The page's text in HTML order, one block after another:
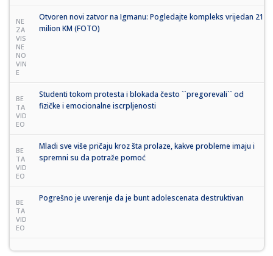
NE
ZA
VIS
NE
NO
VIN
E
Otvoren novi zatvor na Igmanu: Pogledajte kompleks vrijedan 21
milion KM (FOTO)
BE
TA
VID
EO
Studenti tokom protesta i blokada često ``pregorevali`` od
fizičke i emocionalne iscrpljenosti
BE
TA
VID
EO
Mladi sve više pričaju kroz šta prolaze, kakve probleme imaju i
spremni su da potraže pomoć
BE
TA
VID
EO
Pogrešno je uverenje da je bunt adolescenata destruktivan